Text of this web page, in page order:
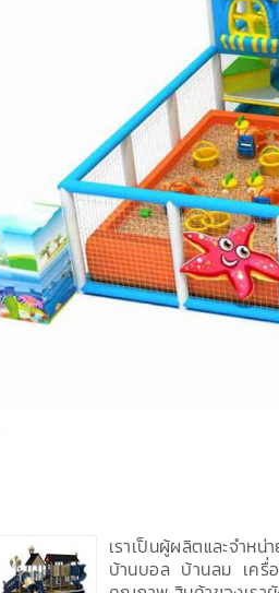
เราเป็นผู้ผลิตและจำหน่
บ้านบอล บ้านลม เครื่